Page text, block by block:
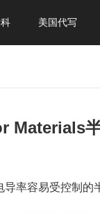
美国代写
Materials
率容易受控制的